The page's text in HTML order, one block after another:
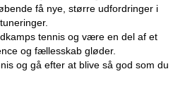
få nye, større udfordringer i
tennis og være en del af et
og fællesskab gløder.
og gå efter at blive så god som du